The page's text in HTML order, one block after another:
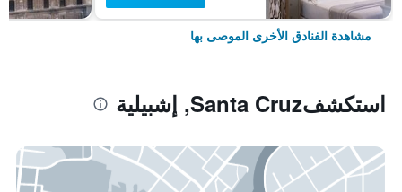
مشاهدة الفنادق الأخرى الموصى بها
استكشفSanta Cruz, إشبيلية